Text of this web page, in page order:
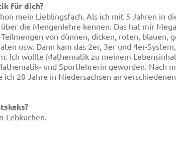
für dich?
mein Lieblingsfach. Als ich mit 5 Jahren in
die Mengenlehre kennen. Das hat mir
von dünnen, dicken, roten, blauen,
usw. Dann kam das 2er, 3er und 4er-System,
Ich wollte Mathematik zu meinem
und Sportlehrerin geworden. Nach
20 Jahre in Niedersachsen an
Lebkuchen.